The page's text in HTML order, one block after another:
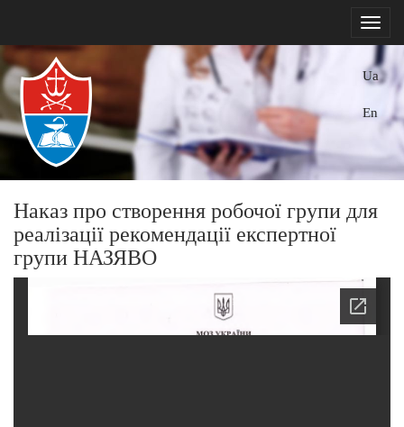
Ua
En
Наказ про створення робочої групи для
реалізації рекомендації експертної
групи НАЗЯВО